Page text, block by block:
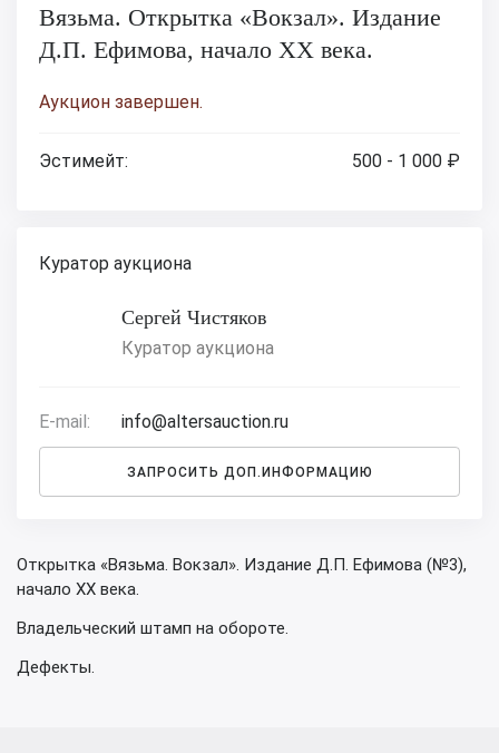
Вязьма. Открытка «Вокзал». Издание
Д.П. Ефимова, начало XX века.
Аукцион завершен.
Эстимейт: 500 - 1 000 ₽
Куратор аукциона
Сергей Чистяков
Куратор аукциона
E-mail: info@altersauction.ru
ЗАПРОСИТЬ ДОП.ИНФОРМАЦИЮ
Открытка «Вязьма. Вокзал». Издание Д.П. Ефимова (№3),
начало XX века.
Владельческий штамп на обороте.
Дефекты.